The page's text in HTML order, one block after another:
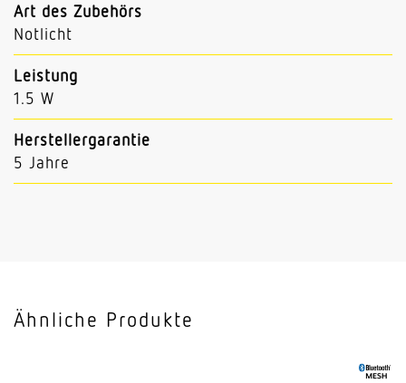
Art des Zubehörs
Notlicht
Leistung
1.5 W
Herstellergarantie
5 Jahre
Ähnliche Produkte